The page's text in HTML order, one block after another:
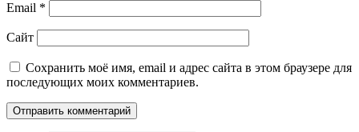
Email *
Сайт
Сохранить моё имя, email и адрес сайта в этом браузере для
последующих моих комментариев.